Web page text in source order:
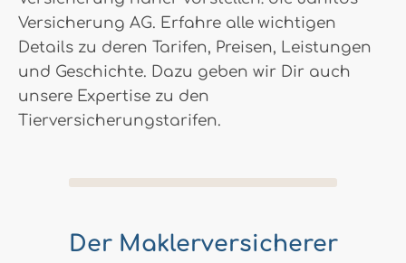
Versicherung AG. Erfahre alle wichtigen
Details zu deren Tarifen, Preisen, Leistungen
und Geschichte. Dazu geben wir Dir auch
unsere Expertise zu den
Tierversicherungstarifen.
Der Maklerversicherer